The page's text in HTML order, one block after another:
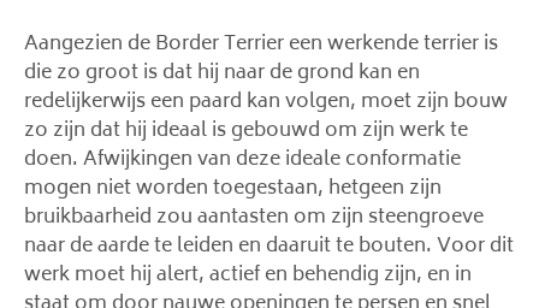
Aangezien de Border Terrier een werkende terrier is
die zo groot is dat hij naar de grond kan en
redelijkerwijs een paard kan volgen, moet zijn bouw
zo zijn dat hij ideaal is gebouwd om zijn werk te
doen. Afwijkingen van deze ideale conformatie
mogen niet worden toegestaan, hetgeen zijn
bruikbaarheid zou aantasten om zijn steengroeve
naar de aarde te leiden en daaruit te bouten. Voor dit
werk moet hij alert, actief en behendig zijn, en in